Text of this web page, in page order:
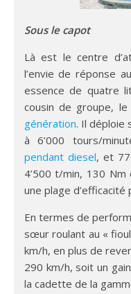
Sous le capot
Là est le centre
l’envie de réponse
essence de quatre
cousin de groupe, le
génération. Il déploie
à 6’000 tours/
pendant diesel, et
4’500 t/min, 130
une plage d’efficacité
En termes de
sœur roulant au «
km/h, en plus de
290 km/h, soit un
la cadette de la